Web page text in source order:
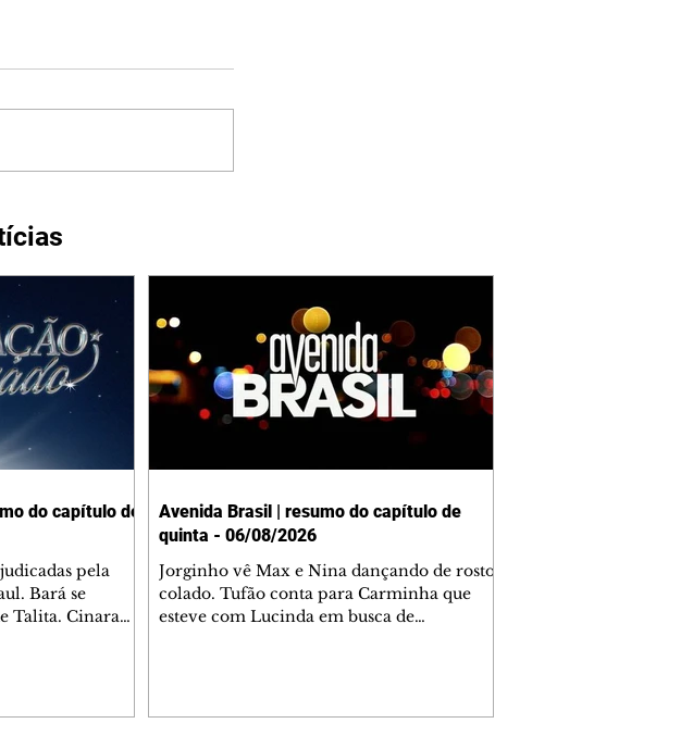
do capítulo de
pela
Bará se
Talita. Cinara
Avenida Brasil | resumo do capítulo de
quinta - 06/08/2026
Jorginho vê Max e Nina dançando de rosto
colado. Tufão conta para Carminha que
esteve com Lucinda em busca de